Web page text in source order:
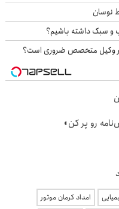
نوسان
سبک داشته باشیم؟
وکیل متخصص ضروری است؟
رو پر کن◖
امداد کرمان موتور